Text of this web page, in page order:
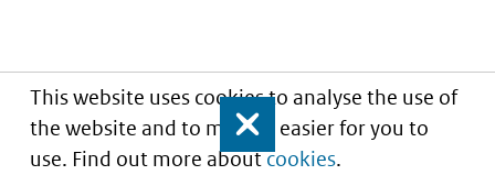
This website uses cookies to analyse the use of
the website and to make it easier for you to
use. Find out more aboutcookies.
Close